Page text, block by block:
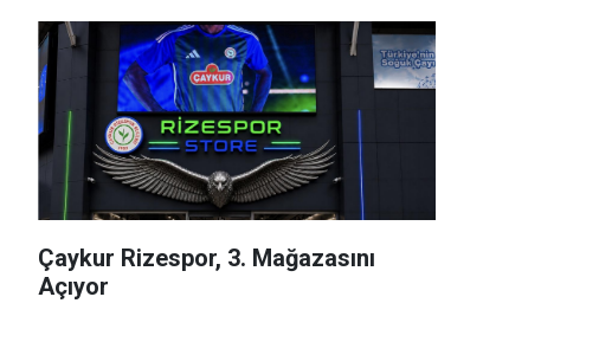
Çaykur Rizespor, 3. Mağazasını
Açıyor